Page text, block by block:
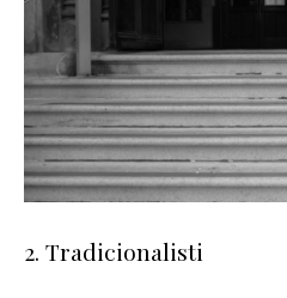
2. Tradicionalisti